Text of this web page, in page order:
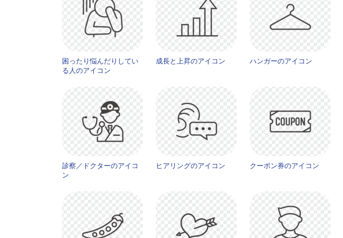
困ったり悩んだりしてい
る人のアイコン
成長と上昇のアイコン ハンガーのアイコン
診察／ドクターのアイコ
ン
ヒアリングのアイコン クーポン券のアイコン